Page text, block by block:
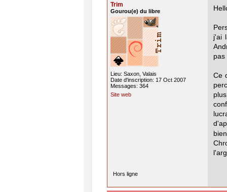
Trim
Gourou(e) du libre
Lieu: Saxon, Valais
Date d'inscription: 17 Oct 2007
Messages: 364
Site web
j'ai
pas
Ce
Hors ligne